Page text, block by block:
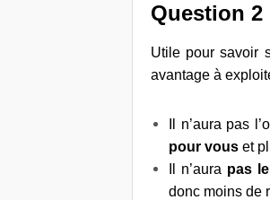
Question 2
Utile pour savoir
avantage à
Il n’aura pas
pour vous et
Il n’aura pas
donc moins de